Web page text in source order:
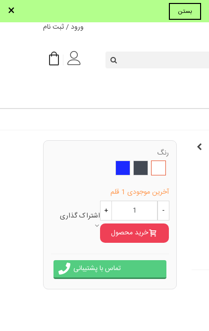
بستن ×
ورود / ثبت نام
رنگ
ای
آخرین موجودی 1 قلم
-
+
خرید محصول
اشتراک گذاری
تماس با پشتیبانی